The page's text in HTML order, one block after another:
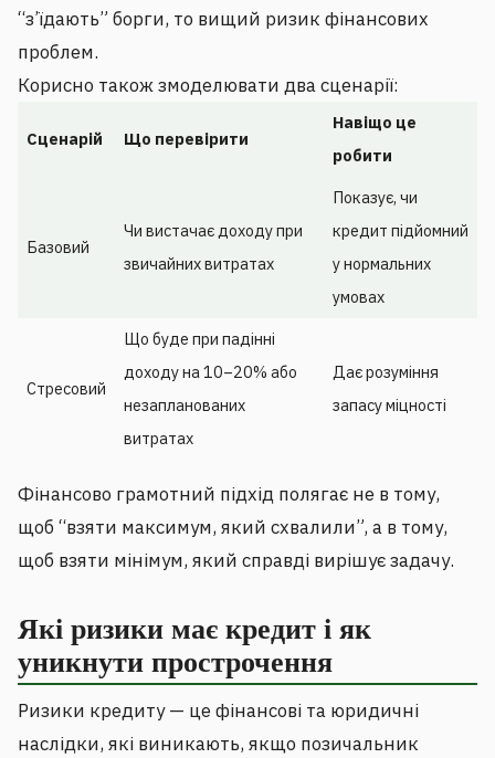
“з’їдають” борги, то вищий ризик фінансових
проблем.
Корисно також змоделювати два сценарії:
Сценарій Що перевірити
Навіщо це
робити
Базовий
Чи вистачає доходу при
звичайних витратах
Показує, чи
кредит підйомний
у нормальних
умовах
Стресовий
Що буде при падінні
доходу на 10–20% або
незапланованих
витратах
Дає розуміння
запасу міцності
Фінансово грамотний підхід полягає не в тому,
щоб “взяти максимум, який схвалили”, а в тому,
щоб взяти мінімум, який справді вирішує задачу.
Які ризики має кредит і як
уникнути прострочення
Ризики кредиту — це фінансові та юридичні
наслідки, які виникають, якщо позичальник